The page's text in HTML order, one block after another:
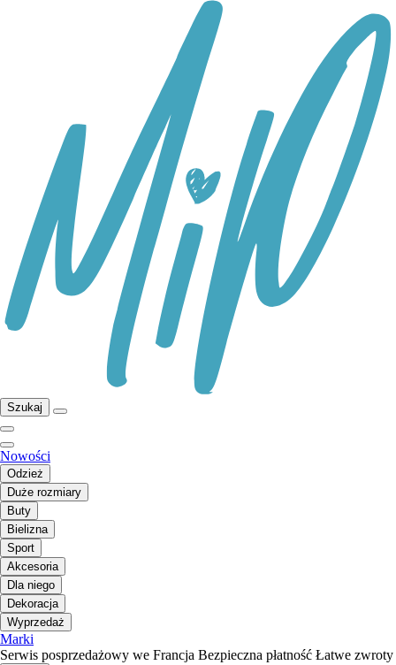
Szukaj
Nowości
Odzież
Duże rozmiary
Buty
Bielizna
Sport
Akcesoria
Dla niego
Dekoracja
Wyprzedaż
Marki
Serwis posprzedażowy we Francja Bezpieczna płatność Łatwe zwroty